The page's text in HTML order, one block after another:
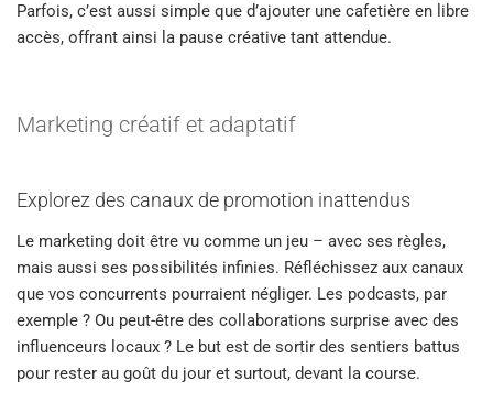
Parfois, c’est aussi simple que d’ajouter une cafetière en libre
accès, offrant ainsi la pause créative tant attendue.
Marketing créatif et adaptatif
Explorez des canaux de promotion inattendus
Le marketing doit être vu comme un jeu – avec ses règles,
mais aussi ses possibilités infinies. Réfléchissez aux canaux
que vos concurrents pourraient négliger. Les podcasts, par
exemple ? Ou peut-être des collaborations surprise avec des
influenceurs locaux ? Le but est de sortir des sentiers battus
pour rester au goût du jour et surtout, devant la course.